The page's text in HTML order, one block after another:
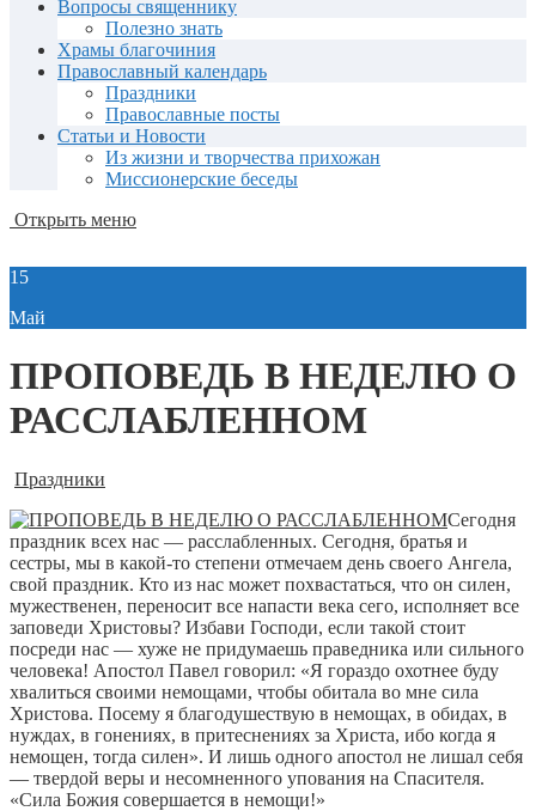
Вопросы священнику
Полезно знать
Храмы благочиния
Православный календарь
Праздники
Православные посты
Статьи и Новости
Из жизни и творчества прихожан
Миссионерские беседы
Открыть меню
15
Май
ПРОПОВЕДЬ В НЕДЕЛЮ О
РАССЛАБЛЕННОМ
Праздники
Сегодня
праздник всех нас — расслабленных. Сегодня, братья и
сестры, мы в какой-то степени отмечаем день своего Ангела,
свой праздник. Кто из нас может похвастаться, что он силен,
мужественен, переносит все напасти века сего, исполняет все
заповеди Христовы? Избави Господи, если такой стоит
посреди нас — хуже не придумаешь праведника или сильного
человека! Апостол Павел говорил: «Я гораздо охотнее буду
хвалиться своими немощами, чтобы обитала во мне сила
Христова. Посему я благодушествую в немощах, в обидах, в
нуждах, в гонениях, в притеснениях за Христа, ибо когда я
немощен, тогда силен». И лишь одного апостол не лишал себя
— твердой веры и несомненного упования на Спасителя.
«Сила Божия совершается в немощи!»